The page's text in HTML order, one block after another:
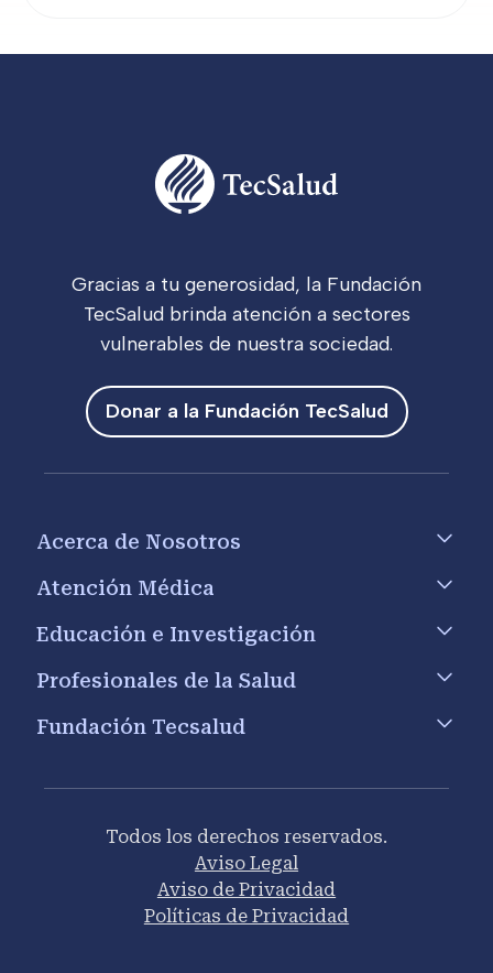
Gracias a tu generosidad, la Fundación
TecSalud brinda atención a sectores
vulnerables de nuestra sociedad.
Donar a la Fundación TecSalud
Acerca de Nosotros
Atención Médica
Educación e Investigación
Profesionales de la Salud
Fundación Tecsalud
Todos los derechos reservados.
Aviso Legal
Aviso de Privacidad
Políticas de Privacidad